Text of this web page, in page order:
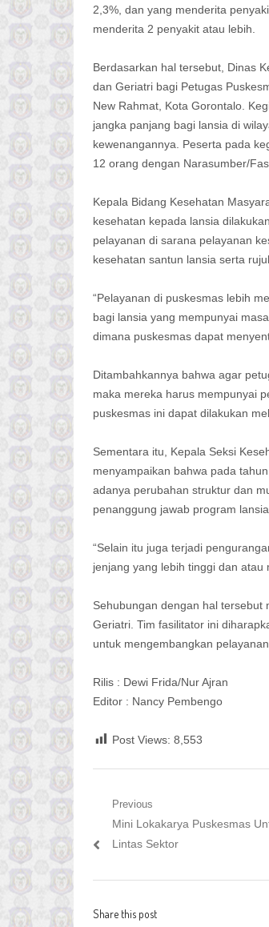
2,3%, dan yang menderita
menderita 2 penyakit atau lebih.
Berdasarkan hal tersebut, Dinas
dan Geriatri bagi Petugas
New Rahmat, Kota Gorontalo.
jangka panjang bagi lansia di
kewenangannya. Peserta pada
12 orang dengan Narasumber/
Kepala Bidang Kesehatan
kesehatan kepada lansia
pelayanan di sarana pelayanan
kesehatan santun lansia serta
“Pelayanan di puskesmas lebih
bagi lansia yang mempunyai
dimana puskesmas dapat
Ditambahkannya bahwa agar
maka mereka harus mempunyai
puskesmas ini dapat dilakukan
Sementara itu, Kepala Seksi
menyampaikan bahwa pada
adanya perubahan struktur dan
penanggung jawab program lansia.
“Selain itu juga terjadi
jenjang yang lebih tinggi dan atau
Sehubungan dengan hal tersebut
Geriatri. Tim fasilitator ini
untuk mengembangkan
Rilis : Dewi Frida/Nur Ajran
Editor : Nancy Pembengo
Post Views: 8,553
Navigasi
pos
Previous
Previous
post:
Mini Lokakarya Puskesmas
Lintas Sektor
Share this post